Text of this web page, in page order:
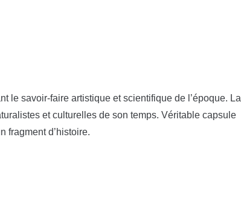
le savoir-faire artistique et scientifique de l’époque. La
et culturelles de son temps. Véritable capsule
fragment d’histoire.